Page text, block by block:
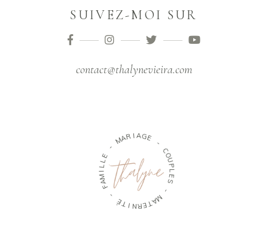
SUIVEZ-MOI SUR
contact@thalynevieira.com
- MARIA GE
-
C
O
U
P
L
E
S
-
M
A
T
E
R
N
I
T
É
-
F
A
M
I
L
LE